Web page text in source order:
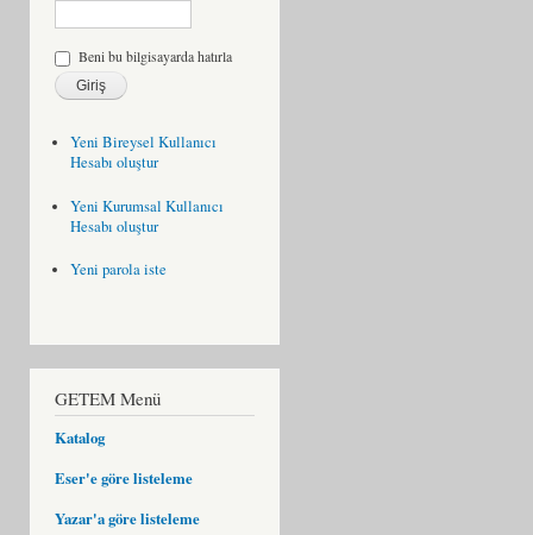
Beni bu bilgisayarda hatırla
Yeni Bireysel Kullanıcı
Hesabı oluştur
Yeni Kurumsal Kullanıcı
Hesabı oluştur
Yeni parola iste
GETEM Menü
Katalog
Eser'e göre listeleme
Yazar'a göre listeleme